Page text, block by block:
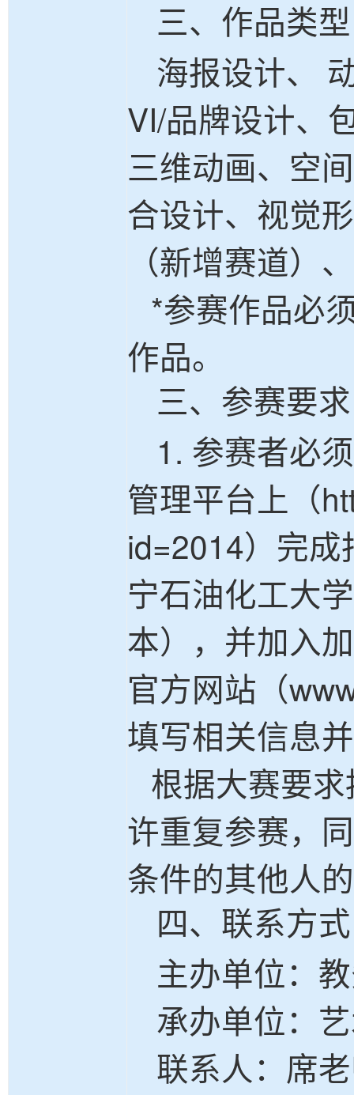
三、作品类型
海报设计、
VI/品牌设计、
三维动画、空
合设计、视觉
（新增赛道）
*参赛作品必
作品。
三、参赛要求
1. 参赛者必
管理平台上（
id=2014）完
宁石油化工大
本），并加入
官方网站（
填写相关信息
根据大赛要
许重复参赛，
条件的其他人
四、联系方式
主办单位：
承办单位：
联系人：席